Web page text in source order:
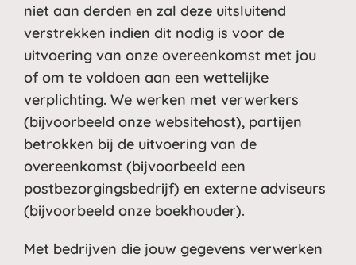
niet aan derden en zal deze uitsluitend
verstrekken indien dit nodig is voor de
uitvoering van onze overeenkomst met jou
of om te voldoen aan een wettelijke
verplichting. We werken met verwerkers
(bijvoorbeeld onze websitehost), partijen
betrokken bij de uitvoering van de
overeenkomst (bijvoorbeeld een
postbezorgingsbedrijf) en externe adviseurs
(bijvoorbeeld onze boekhouder).
Met bedrijven die jouw gegevens verwerken